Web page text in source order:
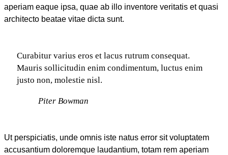
aperiam eaque ipsa, quae ab illo inventore veritatis et quasi
architecto beatae vitae dicta sunt.
Curabitur varius eros et lacus rutrum consequat.
Mauris sollicitudin enim condimentum, luctus enim
justo non, molestie nisl.
Piter Bowman
Ut perspiciatis, unde omnis iste natus error sit voluptatem
accusantium doloremque laudantium, totam rem aperiam